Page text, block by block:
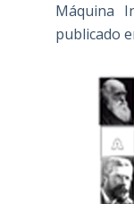
Máquina
publicado